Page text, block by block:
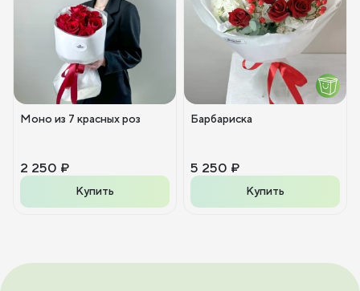
Моно из 7 красных роз
2 250 ₽
Купить
Барбариска
5 250 ₽
Купить